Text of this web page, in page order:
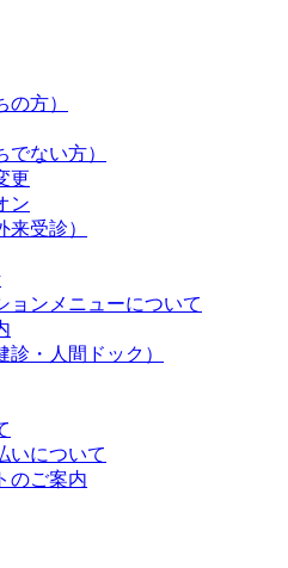
の方）
でない方）
更
ン
来受診）
ョンメニューについて
診・人間ドック）
いについて
のご案内